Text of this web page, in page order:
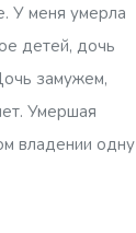
У меня умерла
детей, дочь
замужем,
Умершая
владении одну